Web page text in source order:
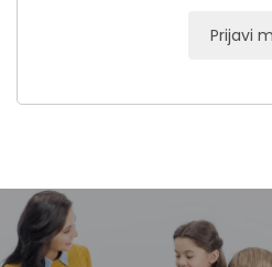
Prijavi